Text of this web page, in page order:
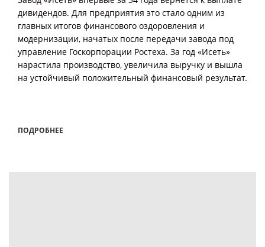
дивидендов. Для предприятия это стало одним из
главных итогов финансового оздоровления и
модернизации, начатых после передачи завода под
управление Госкорпорации Ростеха. За год «Исеть»
нарастила производство, увеличила выручку и вышла
на устойчивый положительный финансовый результат.
ПОДРОБНЕЕ